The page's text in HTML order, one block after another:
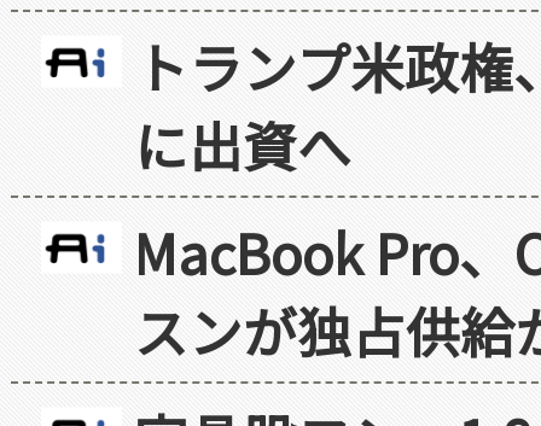
トランプ米政
に出資へ
MacBook Pro
スンが独占供給